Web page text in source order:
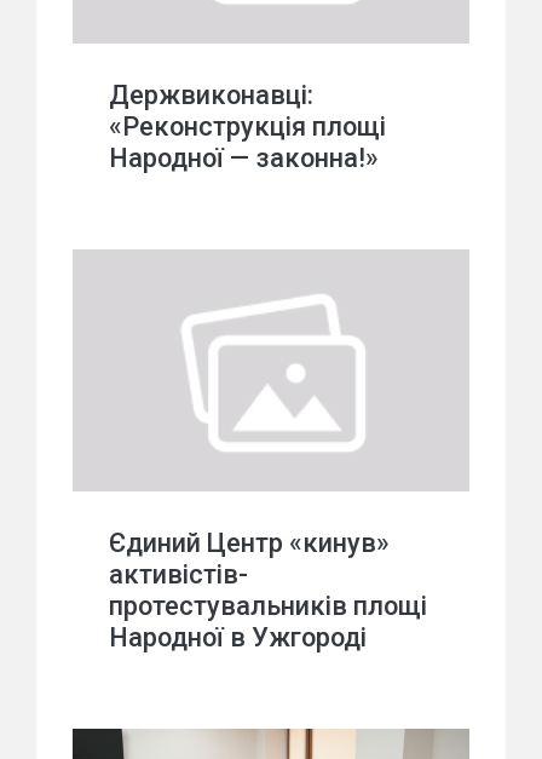
Держвиконавці:
«Реконструкція площі
Народної — законна!»
Єдиний Центр «кинув»
активістів-
протестувальників площі
Народної в Ужгороді